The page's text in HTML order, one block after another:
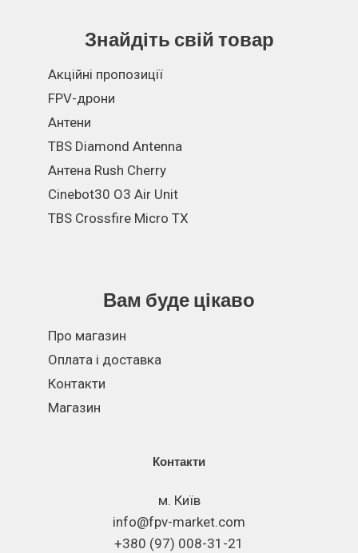
Знайдіть свій товар
Акційні пропозиції
FPV-дрони
Антени
TBS Diamond Antenna
Антена Rush Cherry
Cinebot30 O3 Air Unit
TBS Crossfire Micro TX
Вам буде цікаво
Про магазин
Оплата і доставка
Контакти
Магазин
Контакти
м. Київ
info@fpv-market.com
+380 (97) 008-31-21